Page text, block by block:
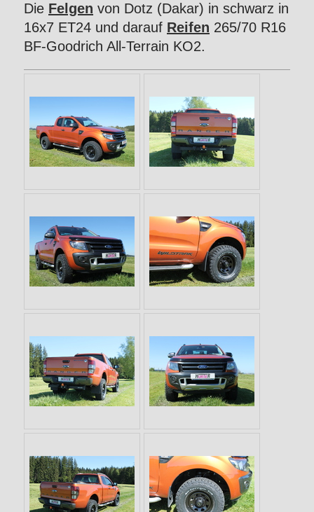
Die Felgen von Dotz (Dakar) in schwarz in
16x7 ET24 und darauf Reifen 265/70 R16
BF-Goodrich All-Terrain KO2.